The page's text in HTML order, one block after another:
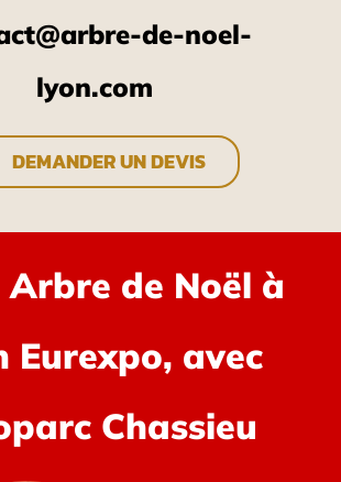
de-noel-
lyon.com
DEMANDER UN DEVIS
de Noël à
Eurexpo, avec
Chassieu